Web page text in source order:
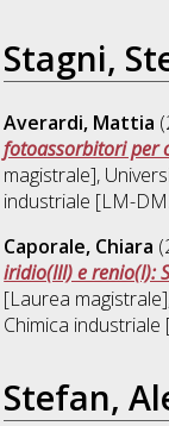
Stagni,
Averardi, Mattia
fotoassorbitori per
magistrale],
industriale [LM-
Caporale, Chiara
iridio(III) e renio(I):
[Laurea
Chimica
Stefan,